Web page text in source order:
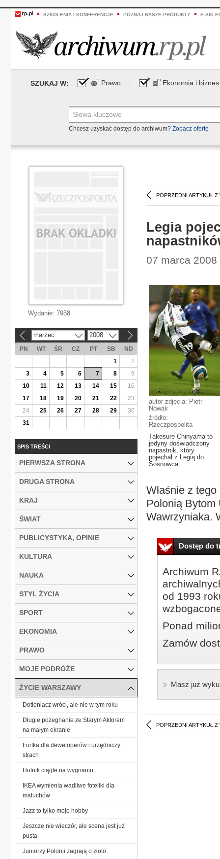
SZKOLENIA I KONFERENCJE POZNAJ NASZE PRODUKTY E-
SZUKAJ W: Prawo Ekonomia i biznes
Chcesz uzyskać dostęp do archiwum? Zobacz ofertę
POPRZEDNI ARTYKUŁ Z
Legia
07 marca
autor zdjęcia: Piotr
Nowak
źródło:
Rzeczpospolita
Takesure Chinyama to
jedyny doświadczony
napastnik, który
pojechał z Legią do
Sosnowca
Właśnie z
Polonią Bytom
Wawrzyniaka.
Dostęp do
Archiwum
od 1993
Ponad
Zamów
Masz już
POPRZEDNI ARTYKUŁ Z
Wydanie: 7958
marzec 2008
PN WT ŚR CZ PT SB
ND
1
2
3
4 5 6 7 8
9
10
11 12 13 14 15
16
17
18 19 20 21 22
23
24
25 26 27 28 29
30
31
SPIS TREŚCI
PIERWSZA STRONA
DRUGA STRONA
KRAJ
ŚWIAT
PUBLICYSTYKA, OPINIE
KULTURA
NAUKA
STYL ŻYCIA
SPORT
EKONOMIA
PRAWO
MOJE PODRÓŻE
ŻYCIE WARSZAWY
Dotleniacz wróci, ale nie w tym roku
Długie pożegnanie ze Starym Aktorem
na małym ekranie
Furtka dla deweloperów i urzędniczy
strach
Hutnik ciągle na wygnaniu
IKEA wymienia wadliwe foteliki dla
maluchów
Jazz to tylko moje hobby
Jeszcze nie wieczór, ale scena jest już
pusta
Juniorzy Polonii zagrają o złoto